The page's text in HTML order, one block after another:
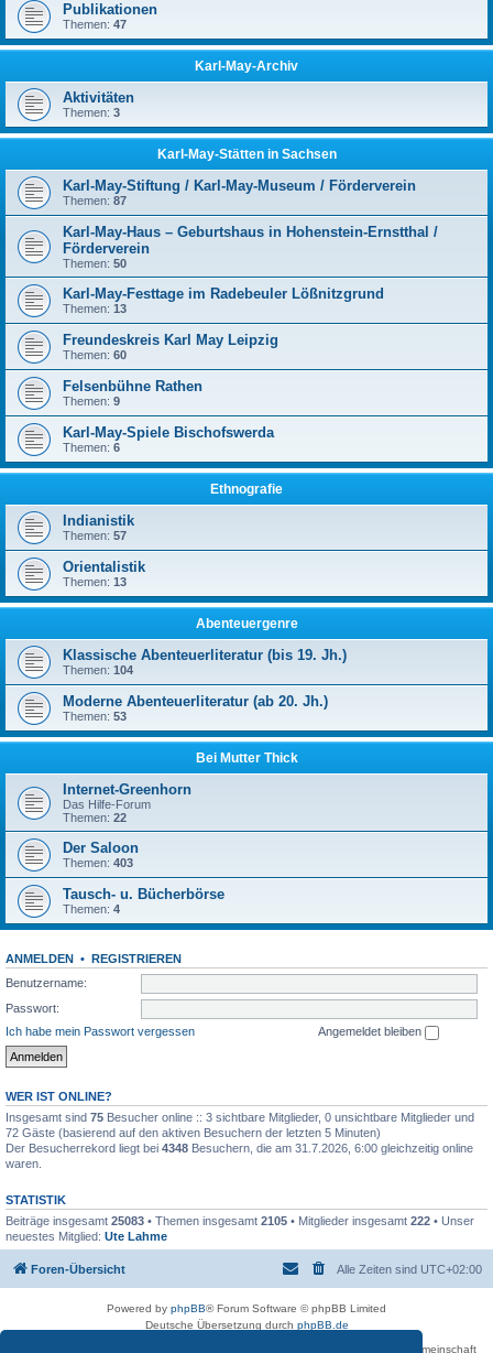
Publikationen
Themen: 47
Karl-May-Archiv
Aktivitäten
Themen: 3
Karl-May-Stätten in Sachsen
Karl-May-Stiftung / Karl-May-Museum / Förderverein
Themen: 87
Karl-May-Haus – Geburtshaus in Hohenstein-Ernstthal /
Förderverein
Themen: 50
Karl-May-Festtage im Radebeuler Lößnitzgrund
Themen: 13
Freundeskreis Karl May Leipzig
Themen: 60
Felsenbühne Rathen
Themen: 9
Karl-May-Spiele Bischofswerda
Themen: 6
Ethnografie
Indianistik
Themen: 57
Orientalistik
Themen: 13
Abenteuergenre
Klassische Abenteuerliteratur (bis 19. Jh.)
Themen: 104
Moderne Abenteuerliteratur (ab 20. Jh.)
Themen: 53
Bei Mutter Thick
Internet-Greenhorn
Das Hilfe-Forum
Themen: 22
Der Saloon
Themen: 403
Tausch- u. Bücherbörse
Themen: 4
ANMELDEN • REGISTRIEREN
Benutzername:
Passwort:
Ich habe mein Passwort vergessen
Angemeldet bleiben
WER IST ONLINE?
Insgesamt sind 75 Besucher online :: 3 sichtbare Mitglieder, 0 unsichtbare Mitglieder und
72 Gäste (basierend auf den aktiven Besuchern der letzten 5 Minuten)
Der Besucherrekord liegt bei 4348 Besuchern, die am 31.7.2026, 6:00 gleichzeitig online
waren.
STATISTIK
Beiträge insgesamt 25083 • Themen insgesamt 2105 • Mitglieder insgesamt 222 • Unser
neuestes Mitglied: Ute Lahme
Foren-Übersicht Alle Zeiten sind UTC+02:00
Powered by phpBB® Forum Software © phpBB Limited
Deutsche Übersetzung durch phpBB.de
Betreiber des Forums für die Karl-May-Vereinigung – Arbeits- und Forschungsgemeinschaft